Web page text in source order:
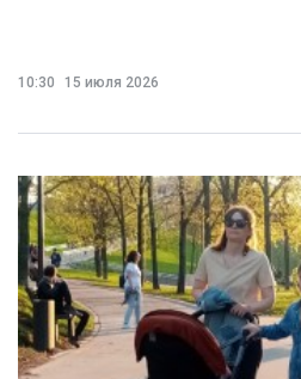
10:30 15 июля 2026